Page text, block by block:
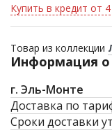
Купить в кредит от
Товар из коллекции
Информация о
г. Эль-Монте
Доставка по
Сроки доставки